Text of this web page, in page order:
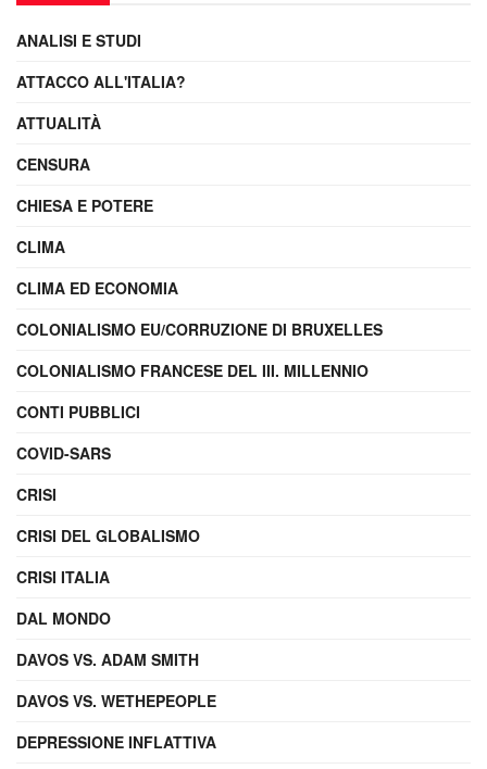
ANALISI E STUDI
ATTACCO ALL'ITALIA?
ATTUALITÀ
CENSURA
CHIESA E POTERE
CLIMA
CLIMA ED ECONOMIA
COLONIALISMO EU/CORRUZIONE DI BRUXELLES
COLONIALISMO FRANCESE DEL III. MILLENNIO
CONTI PUBBLICI
COVID-SARS
CRISI
CRISI DEL GLOBALISMO
CRISI ITALIA
DAL MONDO
DAVOS VS. ADAM SMITH
DAVOS VS. WETHEPEOPLE
DEPRESSIONE INFLATTIVA